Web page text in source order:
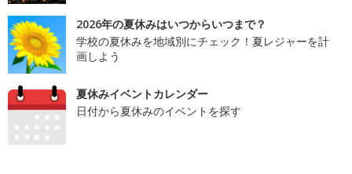
2026年の夏休みはいつからいつまで？
学校の夏休みを地域別にチェック！夏レジャーを計
画しよう
夏休みイベントカレンダー
日付から夏休みのイベントを探す